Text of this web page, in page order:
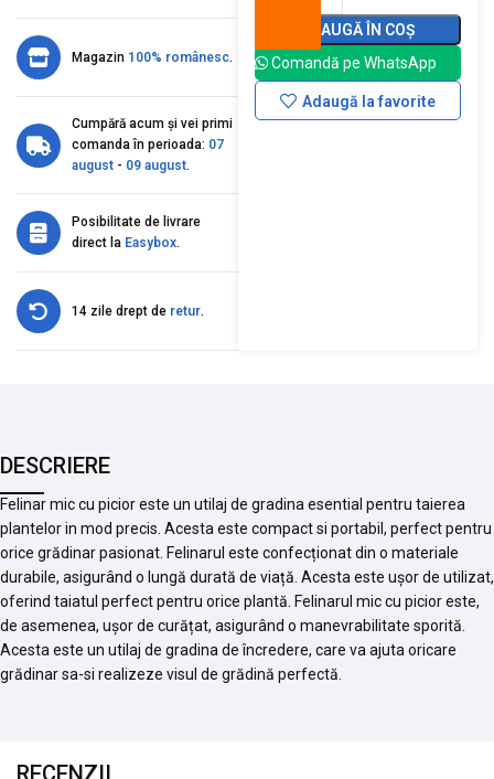
Magazin 100% românesc.
Cumpără acum și vei primi
comanda în perioada: 07
august - 09 august.
Posibilitate de livrare
direct la Easybox.
14 zile drept de retur.
ADAUGĂ ÎN COȘ
Comandă pe WhatsApp
Adaugă la favorite
DESCRIERE
Felinar mic cu picior este un utilaj de gradina esential pentru taierea
plantelor in mod precis. Acesta este compact si portabil, perfect pentru
orice grădinar pasionat. Felinarul este confecționat din o materiale
durabile, asigurând o lungă durată de viață. Acesta este ușor de utilizat,
oferind taiatul perfect pentru orice plantă. Felinarul mic cu picior este,
de asemenea, ușor de curățat, asigurând o manevrabilitate sporită.
Acesta este un utilaj de gradina de încredere, care va ajuta oricare
grădinar sa-si realizeze visul de grădină perfectă.